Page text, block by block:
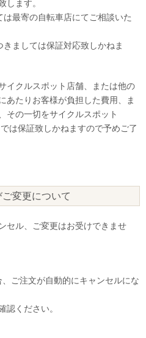
します。
最寄の自転車店にてご相談いた
ましては保証対応致しかねま
イクルスポット店舗、または他の
あたりお客様が負担した費用、ま
その一切をサイクルスポット
は保証致しかねますので予めご了
変更について
セル、ご変更はお受けできませ
ご注文が自動的にキャンセルにな
認ください。